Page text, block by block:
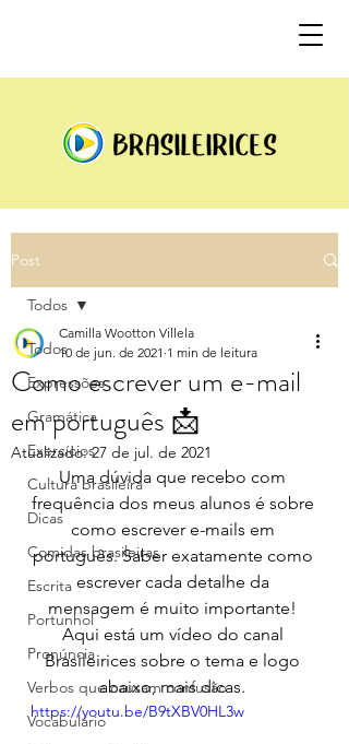
Post
Todos
Expressões
Gramática
Exercícios
Cultura brasileira
Dicas
Comidas brasileiras
Escrita
Portunhol
Pronúncia
Verbos que causam confusão
Vocabulário
Todos
Como escrever um e-mail
em português 📩
Camilla Wootton Villela
10 de jun. de 2021 1 min de leitura
Atualizado:27 de jul. de 2021
Uma dúvida que recebo com
frequência dos meus alunos é sobre
como escrever e-mails em
português. Saber exatamente como
escrever cada detalhe da
mensagem é muito importante!
Aqui está um vídeo do canal
Brasileirices sobre o tema e logo
abaixo, mais dicas.
https://youtu.be/B9tXBV0HL3w